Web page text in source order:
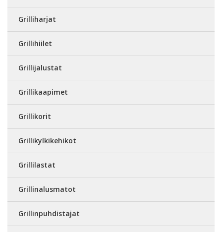
Grilliharjat
Grillihiilet
Grillijalustat
Grillikaapimet
Grillikorit
Grillikylkikehikot
Grillilastat
Grillinalusmatot
Grillinpuhdistajat